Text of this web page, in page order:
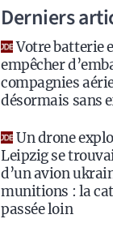
Derniers
Votre batterie
empêcher
compagnies
désormais sans
Un drone
Leipzig se
d’un avion
munitions : la
passée loin